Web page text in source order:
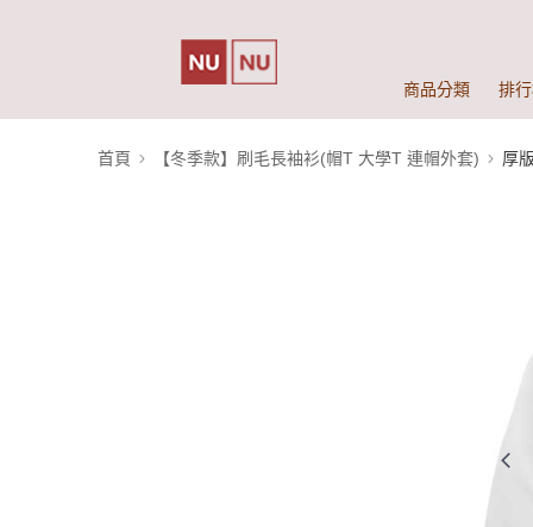
商品分類 排
首頁 【冬季款】刷毛長袖衫(帽T 大學T 連帽外套) 厚